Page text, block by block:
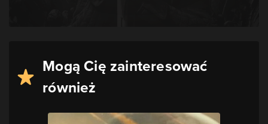
Mogą Cię zainteresować
również